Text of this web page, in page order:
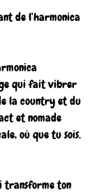
de l'harmonica
qui fait vibrer
la country et du
et nomade
où que tu sois.
transforme ton